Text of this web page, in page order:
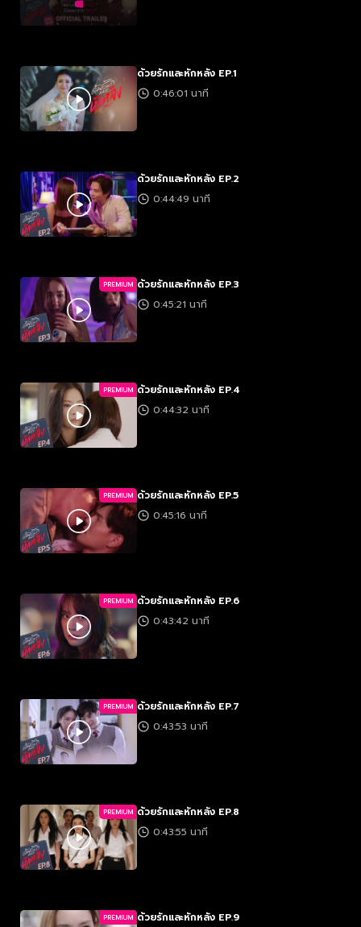
ด้วยรักและหักหลัง EP.1
0:46:01 นาที
ด้วยรักและหักหลัง EP.2
0:44:49 นาที
PREMIUM ด้วยรักและหักหลัง EP.3
0:45:21 นาที
PREMIUM ด้วยรักและหักหลัง EP.4
0:44:32 นาที
PREMIUM ด้วยรักและหักหลัง EP.5
0:45:16 นาที
PREMIUM ด้วยรักและหักหลัง EP.6
0:43:42 นาที
PREMIUM ด้วยรักและหักหลัง EP.7
0:43:53 นาที
PREMIUM ด้วยรักและหักหลัง EP.8
0:43:55 นาที
PREMIUM ด้วยรักและหักหลัง EP.9